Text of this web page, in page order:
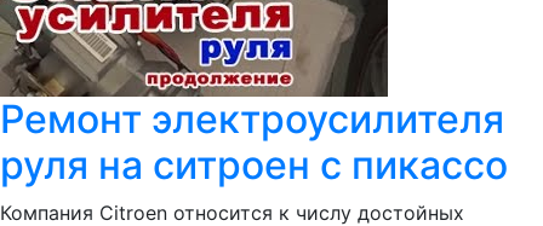
Ремонт электроусилителя
руля на ситроен с пикассо
Компания Citroen относится к числу достойных